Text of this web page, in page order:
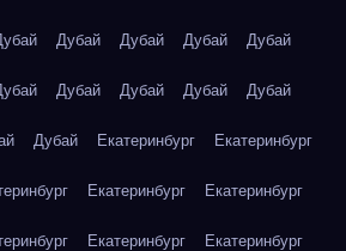
Дубай Дубай Дубай Дубай
Дубай Дубай Дубай Дубай
Дубай Екатеринбург Екатеринбург
Екатеринбург Екатеринбург
Екатеринбург Екатеринбург